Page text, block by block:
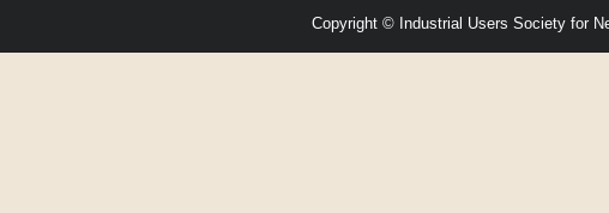
Copyright © Industrial Users Society for